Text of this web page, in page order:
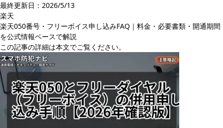
最終更新日： 2026/5/13
楽天
楽天050番号・フリーボイス申し込みFAQ｜料金・必要書類・開通期間
を公式情報ベースで解説
この記事の詳細は本文でご覧ください。